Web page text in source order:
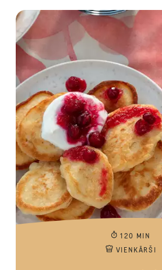
120 MIN
VIENKĀRŠI